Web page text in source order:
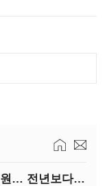
교촌에프앤비, 2분기 매출 1323억원… 전년보다 4.9%↑